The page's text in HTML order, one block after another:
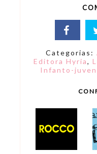
Categorias:
Editora Hyria,
Infanto-